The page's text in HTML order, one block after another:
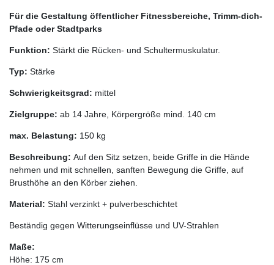
Für die Gestaltung öffentlicher Fitnessbereiche, Trimm-dich-
Pfade oder Stadtparks
Funktion: Stärkt die Rücken- und Schultermuskulatur.
Typ: Stärke
Schwierigkeitsgrad: mittel
Zielgruppe: ab 14 Jahre, Körpergröße mind. 140 cm
max. Belastung: 150 kg
Beschreibung: Auf den Sitz setzen, beide Griffe in die Hände
nehmen und mit schnellen, sanften Bewegung die Griffe, auf
Brusthöhe an den Körber ziehen.
Material: Stahl verzinkt + pulverbeschichtet
Beständig gegen Witterungseinflüsse und UV-Strahlen
Maße:
Höhe: 175 cm